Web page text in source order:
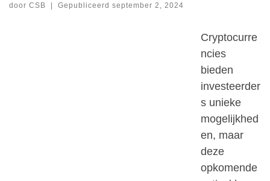
door CSB | Gepubliceerd september 2, 2024
Cryptocurre
ncies
bieden
investeerder
s unieke
mogelijkhed
en, maar
deze
opkomende